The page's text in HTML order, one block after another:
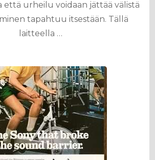
että urheilu voidaan jättää välistä
tapahtuu itsestään. Tällä
laitteella …